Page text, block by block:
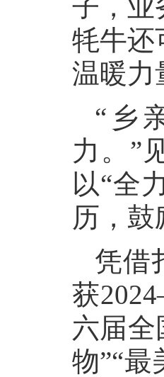
子，业
牦牛还
温暖力
“乡
力。”
以“全
历，
凭借
获
六届全
物”“